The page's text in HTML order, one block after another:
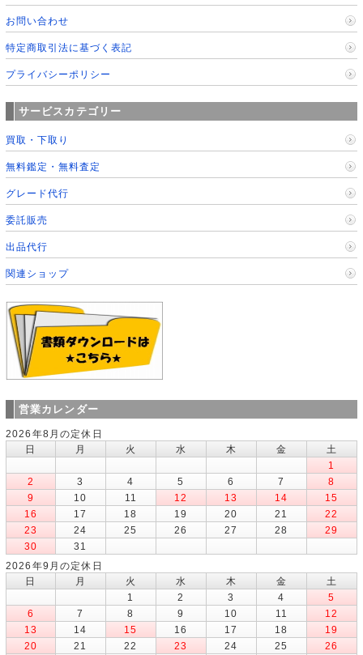
お問い合わせ
特定商取引法に基づく表記
プライバシーポリシー
サービスカテゴリー
買取・下取り
無料鑑定・無料査定
グレード代行
委託販売
出品代行
関連ショップ
営業カレンダー
2026年8月の定休日
日
月 火 水 木 金
土
1
2
3 4 5 6 7
8
9
10 11 12 13 14
15
16
17 18 19 20 21
22
23
24 25 26 27 28
29
30
31
2026年9月の定休日
日
月 火 水 木 金
土
1
2 3 4
5
6
7 8 9 10 11
12
13
14 15 16 17 18
19
20
21 22 23 24 25
26